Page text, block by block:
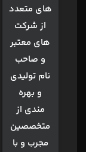
های متعدد
از شرکت
های معتبر
و صاحب
نام تولیدی
و بهره
مندی از
متخصصین
مجرب و با